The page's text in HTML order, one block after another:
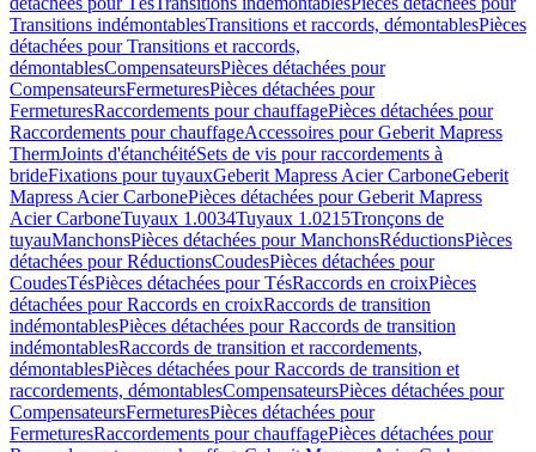
Transitions indémontablesTransitions et raccords, démontablesPièces
détachées pour Transitions et raccords,
démontablesCompensateursPièces détachées pour
CompensateursFermeturesPièces détachées pour
FermeturesRaccordements pour chauffagePièces détachées pour
Raccordements pour chauffageAccessoires pour Geberit Mapress
ThermJoints d'étanchéitéSets de vis pour raccordements à
brideFixations pour tuyauxGeberit Mapress Acier CarboneGeberit
Mapress Acier CarbonePièces détachées pour Geberit Mapress
Acier CarboneTuyaux 1.0034Tuyaux 1.0215Tronçons de
tuyauManchonsPièces détachées pour ManchonsRéductionsPièces
détachées pour RéductionsCoudesPièces détachées pour
CoudesTésPièces détachées pour TésRaccords en croixPièces
détachées pour Raccords en croixRaccords de transition
indémontablesPièces détachées pour Raccords de transition
indémontablesRaccords de transition et raccordements,
démontablesPièces détachées pour Raccords de transition et
raccordements, démontablesCompensateursPièces détachées pour
CompensateursFermeturesPièces détachées pour
FermeturesRaccordements pour chauffagePièces détachées pour